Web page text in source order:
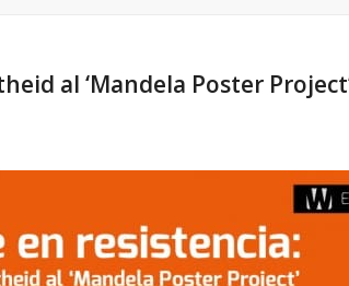
al ‘Mandela Poster